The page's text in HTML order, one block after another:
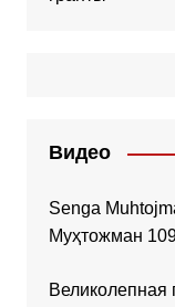
Видео
Senga
Муҳтожман
Великолепная